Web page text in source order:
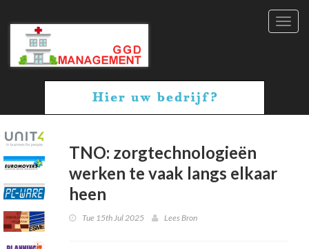
TNO: zorgtechnologieën
werken te vaak langs elkaar
heen
Tue 15th Jul 2025 Lees Bron